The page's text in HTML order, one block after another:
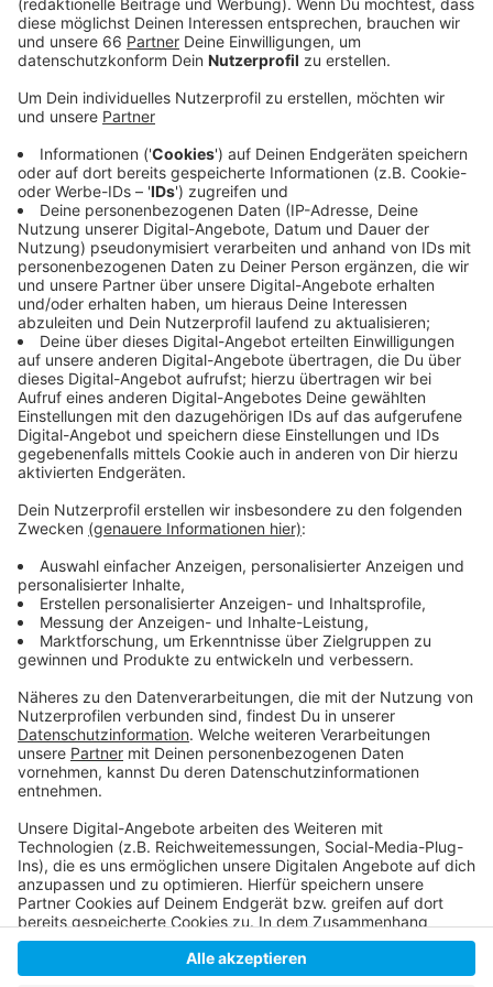
An diesem Mittwoch (10. Juni 2020) sind zwei neue
Infektionen dazu gekommen. Seit dem 3. März haben
sich damit nachweislich 1524 Düsseldorfer
angesteckt. 33 Menschen, die mit dem Coronavirus
infiziert waren, sind bisher in Düsseldorf gestorben.
Über 1300 Menschen sind wieder gesund.
Weiter Zahlen:
12 (-5) Menschen werden aktuell im Krankenhaus
behandelt
Davon 3 (-1) auf Intensivstationen
242 (+4) Menschen befinden sich aktuell in
häuslicher Quarantäne
Die sogenannte 7-Tages-Inzidenz liegt derzeit in
Düsseldorf bei 11,0 - dieser Wert gibt die Zahl der
Neuerkrankungen in den letzten 7 Tagen pro
100.000 Einwohner an.
Abstriche: 101 in der Diagnostikpraxis / 56 im
Drive-In-Testzentrum / 75 weitere Abstriche vom
Vortag (vorgenommen vom mobilen Service)
Anzeige
Anzeige